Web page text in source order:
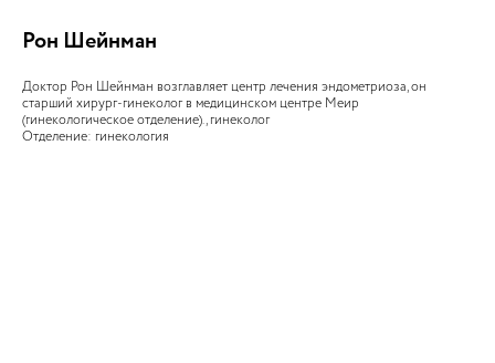
Рон Шейнман
Доктор Рон Шейнман возглавляет центр лечения эндометриоза, он
старший хирург-гинеколог в медицинском центре Меир
(гинекологическое отделение)., гинеколог
Отделение: гинекология